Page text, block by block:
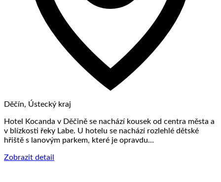
Děčín, Ústecký kraj
Hotel Kocanda v Děčině se nachází kousek od centra města a
v blízkosti řeky Labe. U hotelu se nachází rozlehlé dětské
hřiště s lanovým parkem, které je opravdu…
Zobrazit detail